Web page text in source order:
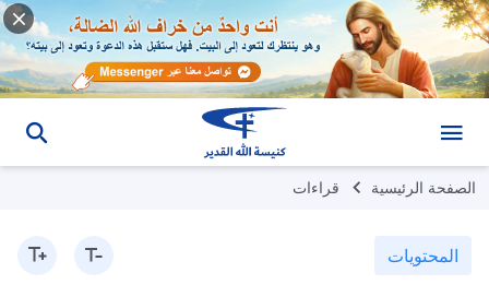
الصفحة الرئيسية قراءات
المحتويات